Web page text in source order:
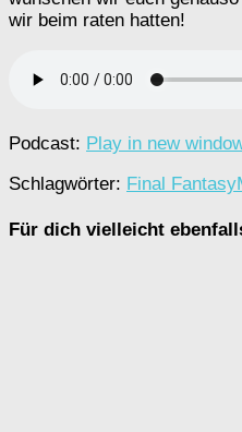
wir beim raten hatten!
Podcast: Play in new
Schlagwörter: Final Fantasy
Für dich vielleicht